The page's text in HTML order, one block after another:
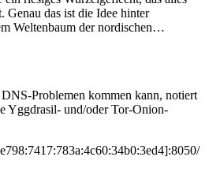
Genau das ist die Idee hinter
Weltenbaum der nordischen…
Problemen kommen kann, notiert
Yggdrasil- und/oder Tor-Onion-